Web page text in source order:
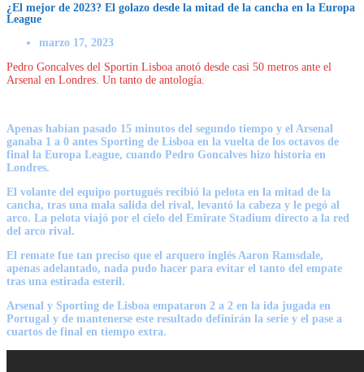
¿El mejor de 2023? El golazo desde la mitad de la cancha en la Europa
League
marzo 17, 2023
Pedro Goncalves del Sportin Lisboa anotó desde casi 50 metros ante el
Arsenal en Londres. Un tanto de antología.
Apenas habían pasado 15 minutos del segundo tiempo y el Arsenal
ganaba 1 a 0 antes Sporting de Lisboa en la vuelta de los octavos de
final la Europa League, cuando Pedro Goncalves hizo historia en
Londres.
El volante del equipo portugués recibió la pelota en la mitad de la
cancha, tras una mala salida del rival, levantó la cabeza y le pegó al
arco. La pelota viajó por el cielo del Emirate Stadium directo a la red
del arco rival.
El remate fue tan preciso que el arquero inglés Aaron Ramsdale,
apenas adelantado, nada pudo hacer para evitar el tanto del empate
tras una estirada esteril.
Arsenal y Sporting de Lisboa empataron 2 a 2 en la ida jugada en
Portugal y de mantenerse este resultado definirán la serie y el pase a
cuartos de final en tiempo extra.